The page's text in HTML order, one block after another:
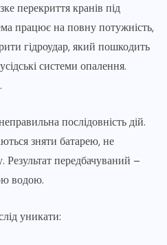
перекриття кранів під
працює на повну потужність,
гідроудар, який пошкодить
системи опалення.
послідовність дій.
зняти батарею, не
передбачуваний –
водою.
уникати: